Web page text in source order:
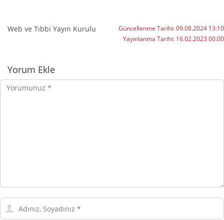
Web ve Tıbbi Yayın Kurulu Güncellenme Tarihi:09.08.2024 13:10
Yayınlanma Tarihi: 16.02.2023 00:00
Yorumlar
Yorum Ekle
Yorumunuz
Adınız,
Soyadınız